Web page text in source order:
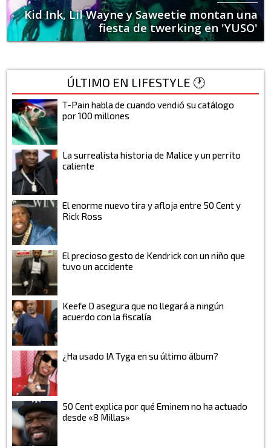
Kid Ink, Lil Wayne y Saweetie montan una
fiesta de twerking en 'YUSO'
ÚLTIMO EN LIFESTYLE 🕐
T-Pain habla de cuando vendió su catálogo
por 100 millones
La surrealista historia de Malice y un perrito
caliente
El enorme nuevo tira y afloja entre 50 Cent y
Rick Ross
El precioso gesto de Kendrick con un niño que
tuvo un accidente
Keefe D asegura que no llegará a ningún
acuerdo con la fiscalía
¿Ha usado IA Tyga en su último álbum?
50 Cent explica por qué Eminem no ha actuado
desde «8 Millas»